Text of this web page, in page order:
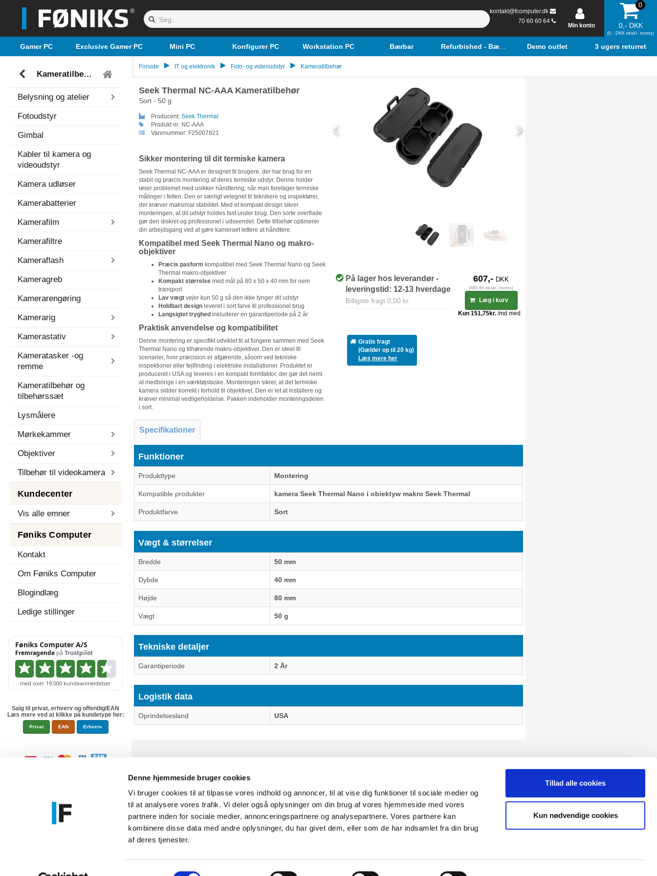
Denne hjemmeside bruger cookies
Vi bruger cookies til at tilpasse vores indhold og annoncer, til at vise dig funktioner til sociale medier og
til at analysere vores trafik. Vi deler også oplysninger om din brug af vores hjemmeside med vores
partnere inden for sociale medier, annonceringspartnere og analysepartnere. Vores partnere kan
kombinere disse data med andre oplysninger, du har givet dem, eller som de har indsamlet fra din brug
af deres tjenester.
Samtykkevalg
Tillad alle cookies
Kun nødvendige cookies
kontakt@fcomputer.dk
70 60 60 64
Min konto
0
0,- DKK
(0,- DKK ekskl. moms)
Gamer PC Exclusive Gamer PC Mini PC Konfigurer PC Workstation PC Bærbar Refurbished - Bærbar Demo outlet 3 ugers returret
Kameratilbehør
Belysning og atelier
Fotoudstyr
Gimbal
Kabler til kamera og
videoudstyr
Kamera udløser
Kamerabatterier
Kamerafilm
Kamerafiltre
Kameraflash
Kameragreb
Kamerarengøring
Kamerarig
Kamerastativ
Kameratasker -og
remme
Kameratilbehør og
tilbehørssæt
Lysmålere
Mørkekammer
Objektiver
Tilbehør til videokamera
Kundecenter
Vis alle emner
Føniks Computer
Kontakt
Om Føniks Computer
Blogindlæg
Ledige stillinger
Salg til privat, erhverv og offentlig/EAN
Læs mere ved at klikke på kundetype her:
Privat EAN Erhverv
Forside IT og elektronik Foto- og videoudstyr Kameratilbehør
Seek Thermal NC-AAA Kameratilbehør
Sort - 50 g
Producent: Seek Thermal
Produkt nr: NC-AAA
Varenummer: F25007821
Sikker montering til dit termiske kamera
Seek Thermal NC-AAA er designet til brugere, der har brug for en
stabil og præcis montering af deres termiske udstyr. Denne holder
løser problemet med usikker håndtering, når man foretager termiske
målinger i felten. Den er særligt velegnet til teknikere og inspektører,
der kræver maksimal stabilitet. Med et kompakt design sikrer
monteringen, at dit udstyr holdes fast under brug. Den sorte overflade
gør den diskret og professionel i udseendet. Dette tilbehør optimerer
din arbejdsgang ved at gøre kameraet lettere at håndtere.
Kompatibel med Seek Thermal Nano og makro-
objektiver
Præcis pasform kompatibel med Seek Thermal Nano og Seek
Thermal makro-objektiver
Kompakt størrelsemed mål på 80 x 50 x 40 mm for nem
transport
Lav vægtvejer kun 50 g så den ikke tynger dit udstyr
Holdbart designleveret i sort farve til professionel brug
Langsigtet tryghed inkluderer en garantiperiode på 2 år
Praktisk anvendelse og kompatibilitet
Denne montering er specifikt udviklet til at fungere sammen med Seek
Thermal Nano og tilhørende makro-objektiver. Den er ideel til
scenarier, hvor præcision er afgørende, såsom ved tekniske
inspektioner eller fejlfinding i elektriske installationer. Produktet er
produceret i USA og leveres i en kompakt formfaktor, der gør det nemt
at medbringe i en værktøjstaske. Monteringen sikrer, at det termiske
kamera sidder korrekt i forhold til objektivet. Den er let at installere og
kræver minimal vedligeholdelse. Pakken indeholder monteringsdelen
i sort.
På lager hos leverandør -
leveringstid: 12-13 hverdage
Billigste fragt 0,00 kr.
607,- DKK
(485,60 ekskl. moms)
Læg i kurv
Gratis fragt
(Gælder op til 20 kg)
Læs mere her
Specifikationer
Funktioner
Produkttype Montering
Kompatible produkter kamera Seek Thermal Nano i obiektyw makro Seek Thermal
Produktfarve Sort
Vægt & størrelser
Bredde 50 mm
Dybde 40 mm
Højde 80 mm
Vægt 50 g
Tekniske detaljer
Garantiperiode 2 År
Logistik data
Oprindelsesland USA
Føniks Computer Aarhus
CVR.: 26208637
Anelystparken 33B, 8381 Tilst
Generelle henvendelser:
kontakt@fcomputer.dk
Service- og reklamationsafdelingen: